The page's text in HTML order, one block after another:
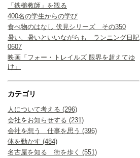
「鉄槌教師」を観る
400名の学生からの学び
食べ物のはなし 伏見シリーズ その350
暑い、暑いといいながらも ランニング日記
0607
映画「フォー・トレイルズ 限界を超えてゆ
け」
カテゴリ
人について考える (296)
会社をお知らせする (231)
会社を想う 仕事を思う (396)
体を動かす (484)
名古屋を知る 街を歩く (551)